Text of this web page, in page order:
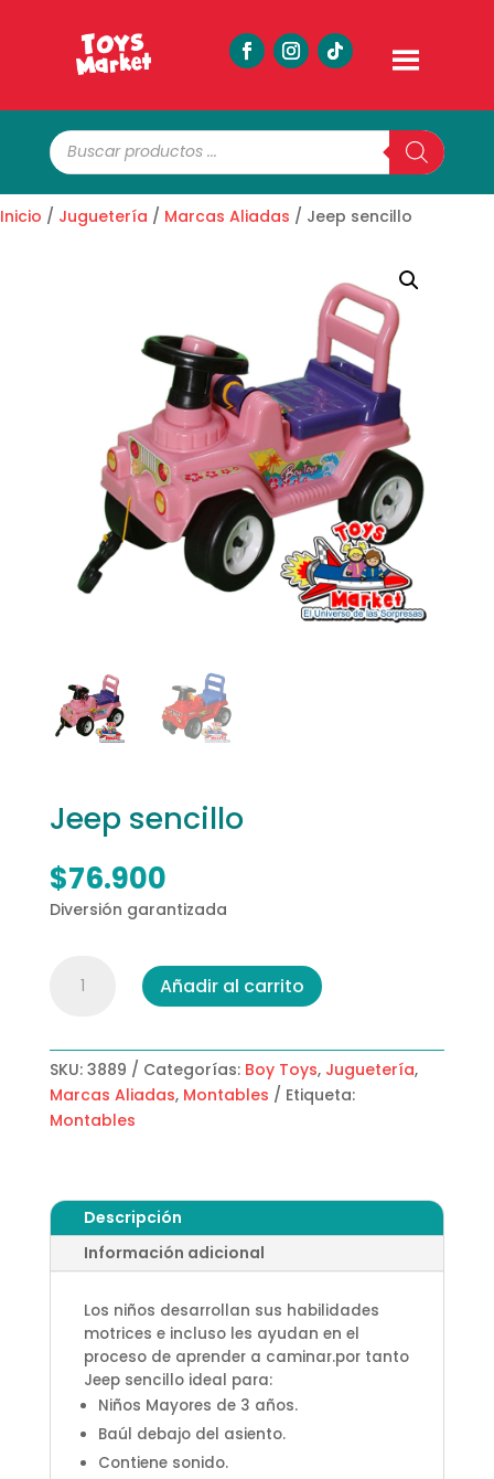
Búsqueda
de
productos
Inicio / Juguetería / Marcas Aliadas / Jeep sencillo
Jeep sencillo
$76.900
Diversión garantizada
sencillo
Añadir al carrito
SKU: 3889 Categorías: Boy Toys, Juguetería,
Marcas Aliadas, Montables
Etiqueta:
Montables
Descripción
Información adicional
Los niños desarrollan sus habilidades
motrices e incluso les ayudan en el
proceso de aprender a caminar.por tanto
Jeep sencillo ideal para:
Niños Mayores de 3 años.
Baúl debajo del asiento.
Contiene sonido.